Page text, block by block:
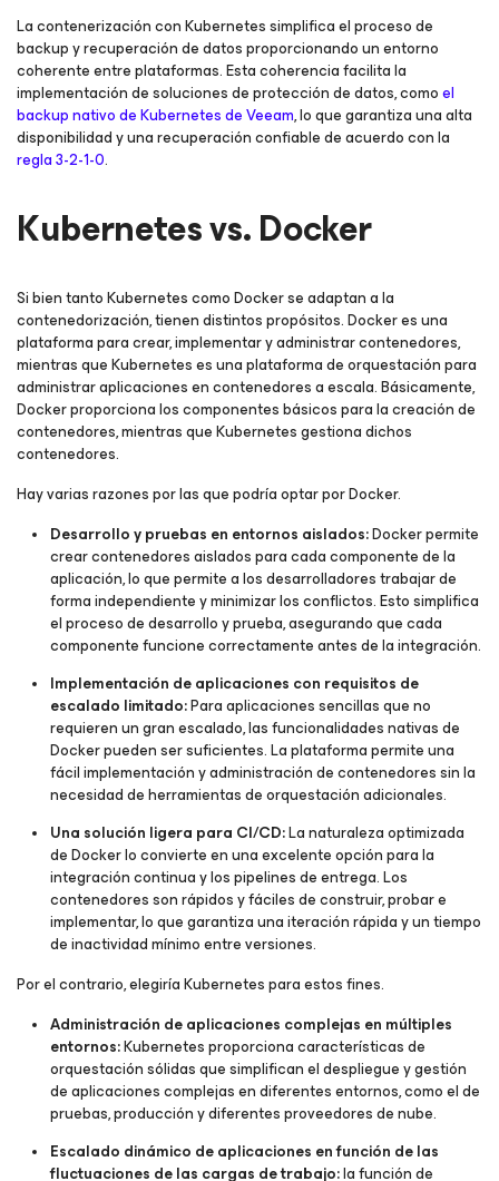
La contenerización con Kubernetes simplifica el proceso de
backup y recuperación de datos proporcionando un entorno
coherente entre plataformas. Esta coherencia facilita la
implementación de soluciones de protección de datos, comoel
backup nativo de Kubernetes de Veeam, lo que garantiza una alta
disponibilidad y una recuperación confiable de acuerdo con la
regla 3-2-1-0.
Kubernetes vs. Docker
Si bien tanto Kubernetes como Docker se adaptan a la
contenedorización, tienen distintos propósitos. Docker es una
plataforma para crear, implementar y administrar contenedores,
mientras que Kubernetes es una plataforma de orquestación para
administrar aplicaciones en contenedores a escala. Básicamente,
Docker proporciona los componentes básicos para la creación de
contenedores, mientras que Kubernetes gestiona dichos
contenedores.
Hay varias razones por las que podría optar por Docker.
Desarrollo y pruebas en entornos aislados:Docker permite
crear contenedores aislados para cada componente de la
aplicación, lo que permite a los desarrolladores trabajar de
forma independiente y minimizar los conflictos. Esto simplifica
el proceso de desarrollo y prueba, asegurando que cada
componente funcione correctamente antes de la integración.
Implementación de aplicaciones con requisitos de
escalado limitado:Para aplicaciones sencillas que no
requieren un gran escalado, las funcionalidades nativas de
Docker pueden ser suficientes. La plataforma permite una
fácil implementación y administración de contenedores sin la
necesidad de herramientas de orquestación adicionales.
Una solución ligera para CI/CD:La naturaleza optimizada
de Docker lo convierte en una excelente opción para la
integración continua y los pipelines de entrega. Los
contenedores son rápidos y fáciles de construir, probar e
implementar, lo que garantiza una iteración rápida y un tiempo
de inactividad mínimo entre versiones.
Por el contrario, elegiría Kubernetes para estos fines.
Administración de aplicaciones complejas en múltiples
entornos:Kubernetes proporciona características de
orquestación sólidas que simplifican el despliegue y gestión
de aplicaciones complejas en diferentes entornos, como el de
pruebas, producción y diferentes proveedores de nube.
Escalado dinámico de aplicaciones en función de las
fluctuaciones de las cargas de trabajo:la función de